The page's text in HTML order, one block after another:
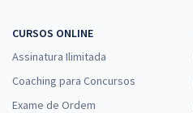
CURSOS ONLINE
Assinatura Ilimitada
Coaching para Concursos
Exame de Ordem